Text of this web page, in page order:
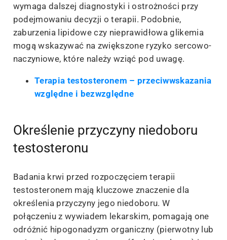
wymaga dalszej diagnostyki i ostrożności przy
podejmowaniu decyzji o terapii. Podobnie,
zaburzenia lipidowe czy nieprawidłowa glikemia
mogą wskazywać na zwiększone ryzyko sercowo-
naczyniowe, które należy wziąć pod uwagę.
Terapia testosteronem – przeciwwskazania
względne i bezwzględne
Określenie przyczyny niedoboru
testosteronu
Badania krwi przed rozpoczęciem terapii
testosteronem mają kluczowe znaczenie dla
określenia przyczyny jego niedoboru. W
połączeniu z wywiadem lekarskim, pomagają one
odróżnić hipogonadyzm organiczny (pierwotny lub